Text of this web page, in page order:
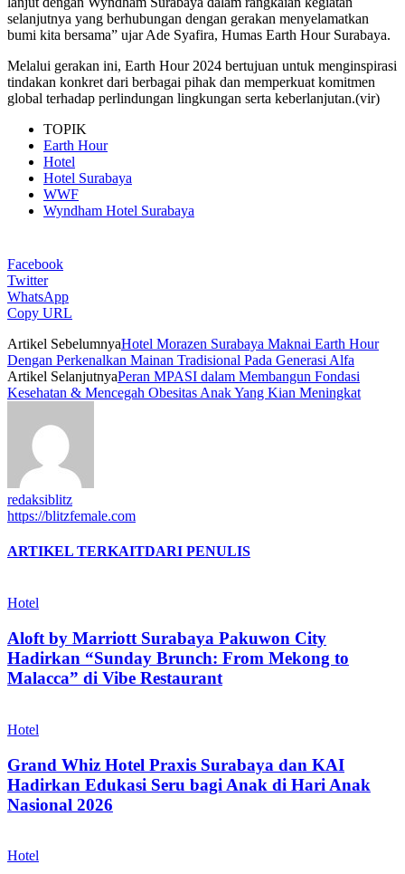
selanjutnya yang berhubungan dengan gerakan menyelamatkan
bumi kita bersama” ujar Ade Syafira, Humas Earth Hour Surabaya.
Melalui gerakan ini, Earth Hour 2024 bertujuan untuk menginspirasi
tindakan konkret dari berbagai pihak dan memperkuat komitmen
global terhadap perlindungan lingkungan serta keberlanjutan.(vir)
TOPIK
Earth Hour
Hotel
Hotel Surabaya
WWF
Wyndham Hotel Surabaya
Facebook
Twitter
WhatsApp
Copy URL
Artikel SebelumnyaHotel Morazen Surabaya Maknai Earth Hour
Dengan Perkenalkan Mainan Tradisional Pada Generasi Alfa
Artikel SelanjutnyaPeran MPASI dalam Membangun Fondasi
Kesehatan & Mencegah Obesitas Anak Yang Kian Meningkat
redaksiblitz
https://blitzfemale.com
ARTIKEL TERKAITDARI PENULIS
Hotel
Aloft by Marriott Surabaya Pakuwon City
Hadirkan “Sunday Brunch: From Mekong to
Malacca” di Vibe Restaurant
Hotel
Grand Whiz Hotel Praxis Surabaya dan KAI
Hadirkan Edukasi Seru bagi Anak di Hari Anak
Nasional 2026
Hotel